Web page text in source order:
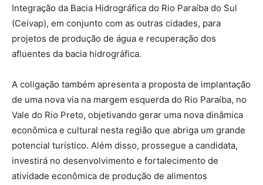
Integração da Bacia Hidrográfica do Rio Paraíba do Sul
(Ceivap), em conjunto com as outras cidades, para
projetos de produção de água e recuperação dos
afluentes da bacia hidrográfica.
A coligação também apresenta a proposta de implantação
de uma nova via na margem esquerda do Rio Paraíba, no
Vale do Rio Preto, objetivando gerar uma nova dinâmica
econômica e cultural nesta região que abriga um grande
potencial turístico. Além disso, prossegue a candidata,
investirá no desenvolvimento e fortalecimento de
atividade econômica de produção de alimentos